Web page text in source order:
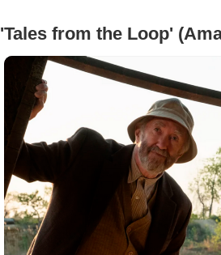
'Tales from the Loop'